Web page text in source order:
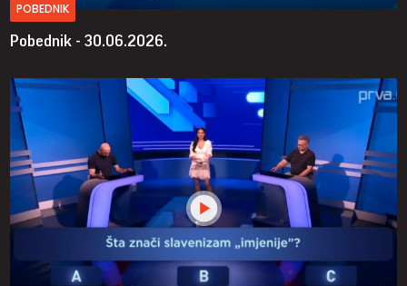
POBEDNIK
Pobednik - 30.06.2026.